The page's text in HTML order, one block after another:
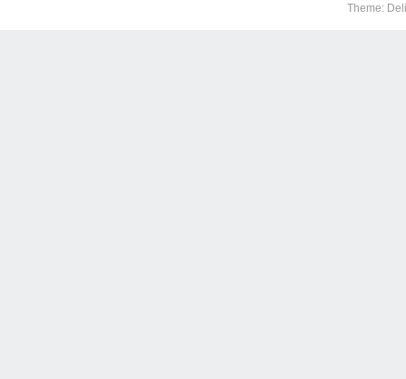
Theme: